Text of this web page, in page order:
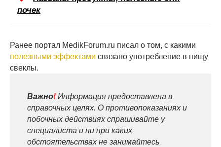
почек
Ранее портал MedikForum.ru писал о том, с какими
полезными эффектами связано употребление в пищу
свеклы.
Важно! Информация предоставлена в
справочных целях. О противопоказаниях и
побочных действиях спрашивайте у
специалиста и ни при каких
обстоятельствах не занимайтесь